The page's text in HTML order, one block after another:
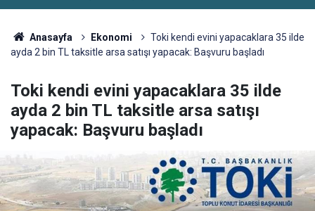
Anasayfa Ekonomi
Toki kendi evini yapacaklara 35 ilde
ayda 2 bin TL taksitle arsa satışı yapacak: Başvuru başladı
Toki kendi evini yapacaklara 35 ilde
ayda 2 bin TL taksitle arsa satışı
yapacak: Başvuru başladı